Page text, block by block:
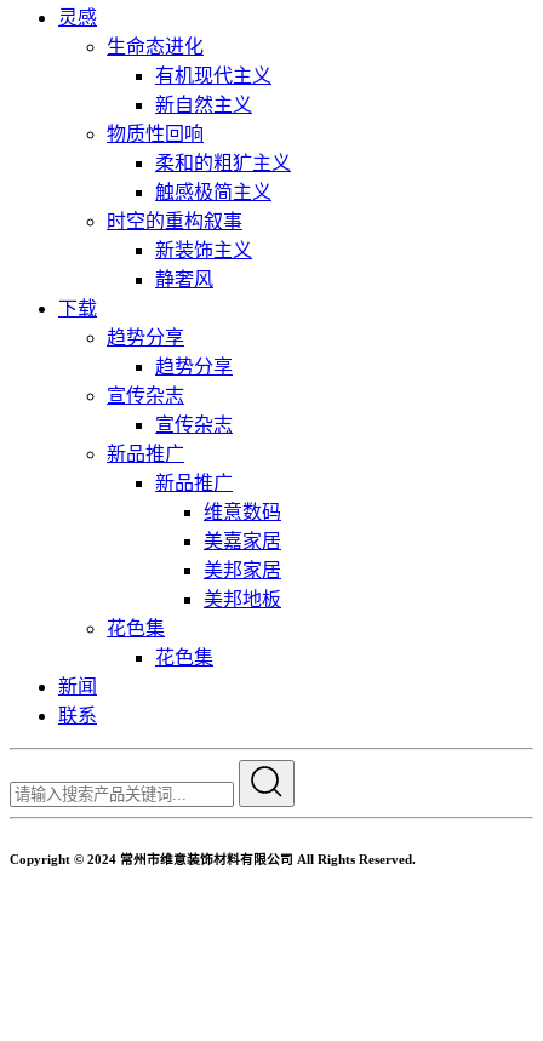
灵感
生命态进化
有机现代主义
新自然主义
物质性回响
柔和的粗犷主义
触感极简主义
时空的重构叙事
新装饰主义
静奢风
下载
趋势分享
趋势分享
宣传杂志
宣传杂志
新品推广
新品推广
维意数码
美嘉家居
美邦家居
美邦地板
花色集
花色集
新闻
联系
Copyright © 2024 常州市维意装饰材料有限公司 All Rights Reserved.